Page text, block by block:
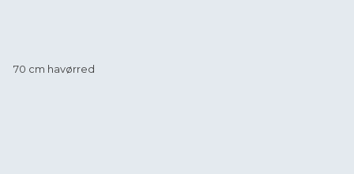
70 cm havørred